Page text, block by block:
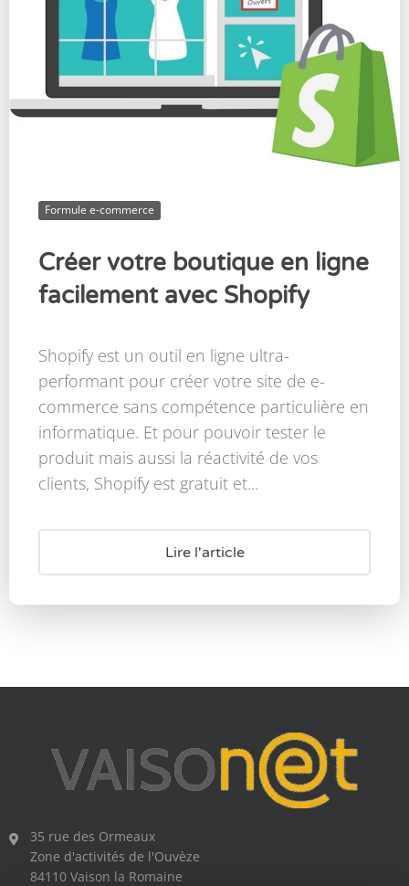
Formule e-commerce
Créer votre boutique en ligne
facilement avec Shopify
Shopify est un outil en ligne ultra-
performant pour créer votre site de e-
commerce sans compétence particulière en
informatique. Et pour pouvoir tester le
produit mais aussi la réactivité de vos
clients, Shopify est gratuit et...
Lire l'article
35 rue des Ormeaux
Zone d'activités de l'Ouvèze
84110 Vaison la Romaine